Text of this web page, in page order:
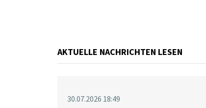
AKTUELLE NACHRICHTEN LESEN
30.07.2026 18:49